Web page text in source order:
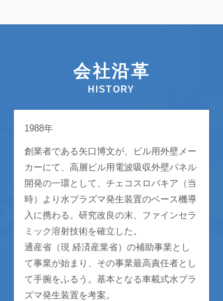
会社沿革
HISTORY
1988年
創業者である矢口博文が、ビル用外壁メー
カーにて、高層ビル用電波吸収外壁パネル
開発の一環として、チェコスロバキア（当
時）より水プラズマ発生装置のベース機導
入に携わる。研究改良の末、ファインセラ
ミック溶射技術を確立した。
通産省（現 経済産業省）の補助事業とし
て事業が始まり、その事業最高責任者とし
て手腕をふるう。基本となる車載式水プラ
ズマ発生装置を考案。